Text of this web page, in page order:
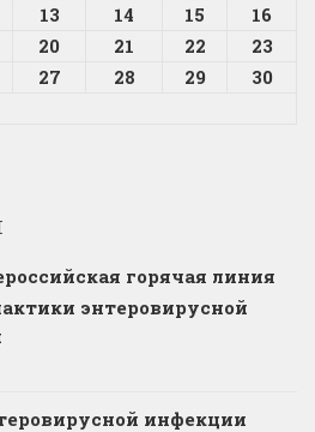
13 14 15
16
20 21 22
23
27 28 29
30
горячая линия
энтеровирусной
инфекции